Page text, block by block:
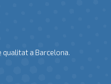
qualitat a Barcelona.